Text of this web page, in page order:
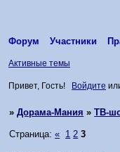
Форум Участники
Активные темы
Привет, Гость! Войдите
»Дорама-Мания »ТВ-
Страница:« 1 2 3